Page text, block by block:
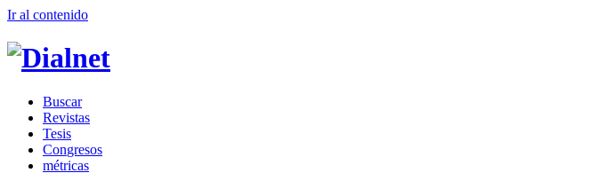
Ir al contenido
Buscar
Revistas
Tesis
Congresos
métricas